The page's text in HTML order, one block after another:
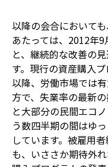
以降の会合において
あたっては、2012年
と、継続的な改善の
す。現行の資産購入
以降、労働市場では
方で、失業率の最新
と大部分の民間エコ
う数四半期の間はゆ
しています。被雇用
も、いささか期待外